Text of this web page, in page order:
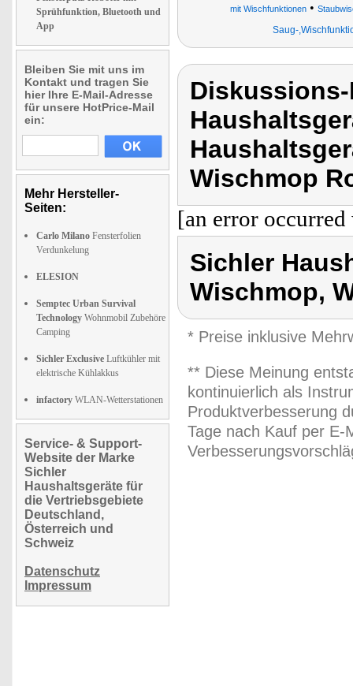
Sprühfunktion, Bluetooth und
App
Bleiben Sie mit uns im
Kontakt und tragen Sie
hier Ihre E-Mail-Adresse
für unsere HotPrice-Mail
ein:
Mehr Hersteller-
Seiten:
Carlo Milano Fensterfolien
Verdunkelung
ELESION
Semptec Urban Survival
Technology Wohnmobil Zubehöre
Camping
Sichler Exclusive Luftkühler mit
elektrische Kühlakkus
infactory WLAN-Wetterstationen
Service- & Support-
Website der Marke
Sichler
Haushaltsgeräte für
die Vertriebsgebiete
Deutschland,
Österreich und
Schweiz
Datenschutz
Impressum
mit Wischfunktionen•
Saug-
Wischmop
[an error
Sichler
Wischmop,
* Preise inklusive
** Diese Meinung
kontinuierlich als
Produktverbesserung
Tage nach Kauf per E-